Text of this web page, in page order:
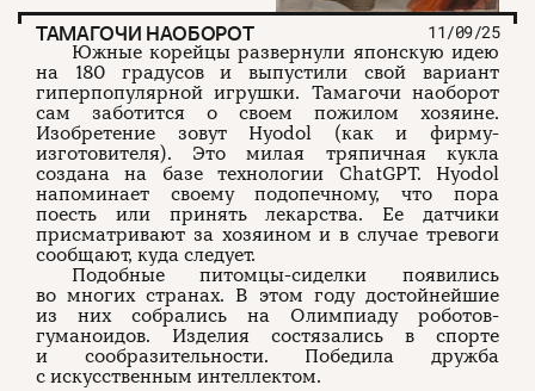
ТАМАГОЧИ НАОБОРОТ 11/09/25
Южные корейцы развернули японскую идею
на 180 градусов и выпустили свой вариант
гиперпопулярной игрушки. Тамагочи наоборот
сам заботится о своем пожилом хозяине.
Изобретение зовут Hyodol (как и фирму-
изготовителя). Это милая тряпичная кукла
создана на базе технологии ChatGPT. Hyodol
напоминает своему подопечному, что пора
поесть или принять лекарства. Ее датчики
присматривают за хозяином и в случае тревоги
сообщают, куда следует.
Подобные питомцы-сиделки появились
во многих странах. В этом году достойнейшие
из них собрались на Олимпиаду роботов-
гуманоидов. Изделия состязались в спорте
и сообразительности. Победила дружба
с искусственным интеллектом.